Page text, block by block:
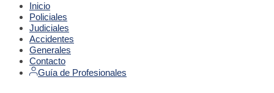
Inicio
Policiales
Judiciales
Accidentes
Generales
Contacto
Guía de Profesionales